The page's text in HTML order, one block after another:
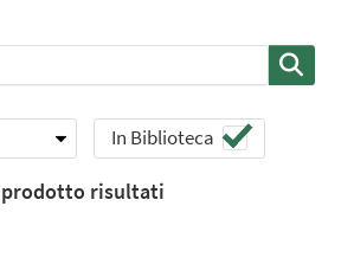
In Biblioteca
prodotto risultati